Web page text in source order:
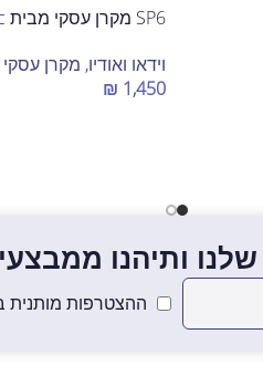
SP6 מקרן עסקי מבית ViewSonic
וידאו ואודיו, מקרן עסקי
₪ 1,450
ותיהנו
ההצטרפות מותנית